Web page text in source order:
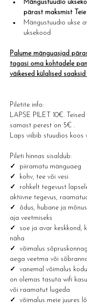
Mängustuudio
pärast maksmist
Mängustuudio ukse
uksekood
Palume mänguasjad
tagasi oma kohtadele
väikesed külalised
Piletite info:
LAPSE PILET 10€.
samast perest on 5€ .
Laps viibib stuudios
Pileti hinnas sisaldub:
✓
piiramatu mänguaeg
✓ kohv, tee või vesi
✓ rohkelt tegevust
aktiivne tegevus,
✓ õdus, hubane ja
aja veetmiseks
✓ soe ja avar keskkond,
näha
✓ võimalus
aega veetma või
✓ vanemal võimalus
on olemas tasuta wifi
või raamatut lugeda
✓ võimalus meie juures